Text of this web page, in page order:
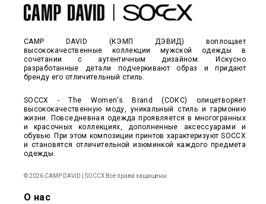
CAMP DAVID (КЭМП ДЭВИД) воплощает
высококачественные коллекции мужской одежды в
сочетании с аутентичным дизайном. Искусно
разработанные детали подчеркивают образ и придают
бренду его отличительный стиль.
SOCCX - The Women's Brand (СОКС) олицетворяет
высококачественную моду, уникальный стиль и гармонию
жизни. Повседневная одежда проявляется в многогранных
и красочных коллекциях, дополненные аксессуарами и
обувью. При этом композиции принтов характеризуют SOCCX
и становятся отличительной изюминкой каждого предмета
одежды.
© 2026 CAMP DAVID | SOCCX Все права защищены
О нас